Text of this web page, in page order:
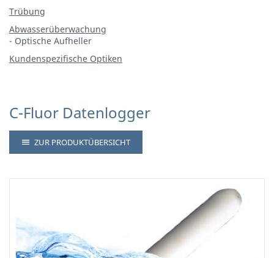
Trübung
Abwasserüberwachung
- Optische Aufheller
Kundenspezifische Optiken
C-Fluor Datenlogger
ZUR PRODUKTÜBERSICHT